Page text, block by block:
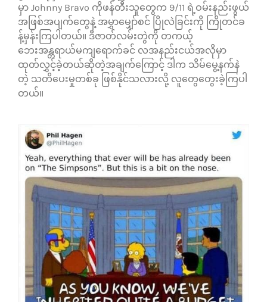
မှာ Johnny Bravo ကိုဖန်တီးသူတွေက 9/11 ရဲ့ဝမ်းနည်းဖွယ်
အဖြစ်အပျက်တွေနဲ့ အမွှာမျှော်စင် ပြိုလဲခြင်းကို ကြိုတင်ခ
န့်မှန်းကြပါတယ်။ ဒီဇာတ်လမ်းတွဲကို တကယ့်
ဘေးအန္တရာယ်မကျရောက်ခင် လအနည်းငယ်အလိုမှာ
ထုတ်လွှင့်ခဲ့တယ်ဆိုတဲ့အချက်ကြောင့် ဒါက သိမ်မွေ့နက်နဲ
တဲ့ သတိပေးမှုတစ်ခု ဖြစ်နိုင်သလားလို့ လူတွေတွေးခဲ့ကြပါ
တယ်။